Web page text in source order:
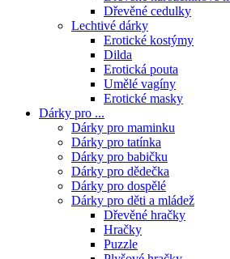
Dřevěné cedulky
Lechtivé dárky
Erotické kostýmy
Dilda
Erotická pouta
Umělé vagíny
Erotické masky
Dárky pro ...
Dárky pro maminku
Dárky pro tatínka
Dárky pro babičku
Dárky pro dědečka
Dárky pro dospělé
Dárky pro děti a mládež
Dřevěné hračky
Hračky
Puzzle